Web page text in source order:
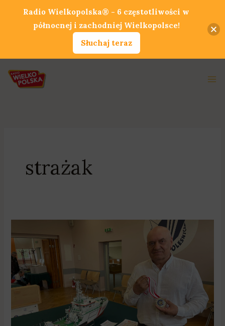
strażak
na
złoto.
Modelarz
z
Dębego
buduje
statek
Radio Wielkopolska® - 6 częstotliwości w
północnej i zachodniej Wielkopolsce!
Słuchaj teraz